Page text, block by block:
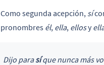
Como segunda acepción, sí
pronombres él, ella, ellosy
Dijo parasíque nunca más